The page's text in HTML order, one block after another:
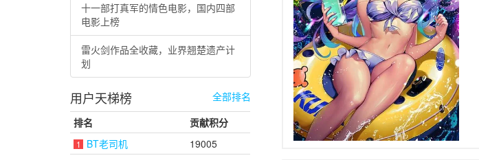
十一部打真军的情色电影，国内四部
电影上榜
雷火剑作品全收藏，业界翘楚遗产计
划
用户天梯榜
全部排名
排名
贡献积分
1 BT老司机 19005